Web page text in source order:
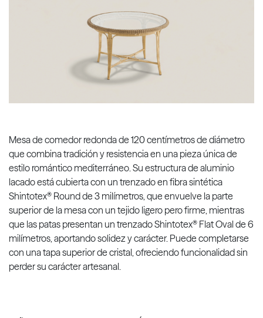
Mesa de comedor redonda de 120 centímetros de diámetro
que combina tradición y resistencia en una pieza única de
estilo romántico mediterráneo. Su estructura de aluminio
lacado está cubierta con un trenzado en fibra sintética
Shintotex® Round de 3 milímetros, que envuelve la parte
superior de la mesa con un tejido ligero pero firme, mientras
que las patas presentan un trenzado Shintotex® Flat Oval de 6
milímetros, aportando solidez y carácter. Puede completarse
con una tapa superior de cristal, ofreciendo funcionalidad sin
perder su carácter artesanal.